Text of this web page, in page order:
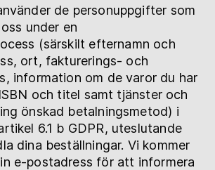
de personuppgifter som
under en
(särskilt efternamn och
ort, fakturerings- och
information om de varor du har
och titel samt tjänster och
önskad betalningsmetod) i
6.1 b GDPR, uteslutande
dina beställningar. Vi kommer
e-postadress för att informera